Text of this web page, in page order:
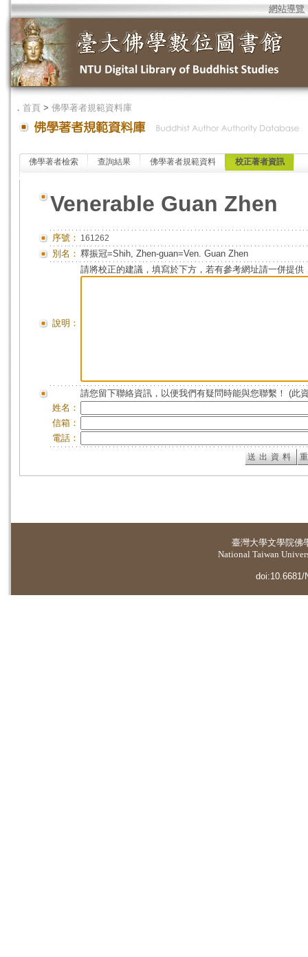
網站導覽
． 首頁 > 佛學著者規範資料庫
佛學著者檢索 查詢結果 佛學著者規範資料 校正著者資訊
Venerable Guan Zhen
序號： 161262
別名： 釋振冠=Shih, Zhen-guan=Ven. Guan Zhen
說明：
請將校正的建議，填寫於下方，若有參考網址請一併提供
請您留下聯絡資訊，以便我們有疑問時能與您聯繫！ (此
姓名：
信箱：
電話：
臺灣大學文學院佛
National Taiwan
doi:10.6681/